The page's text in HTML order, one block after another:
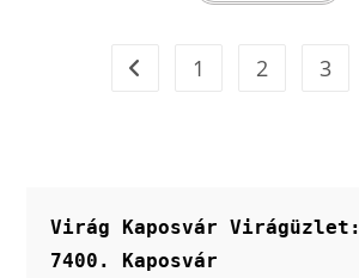
1 2 3
Virág Kaposvár Virágüzlet:
7400. Kaposvár